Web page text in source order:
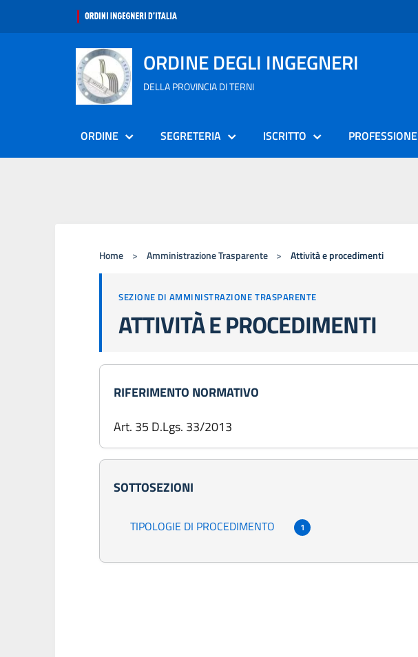
ORDINE DEGLI INGEGNERI
DELLA PROVINCIA DI TERNI
ORDINE SEGRETERIA ISCRITTO PROFESSIONE
Home > Amministrazione Trasparente > Attività e procedimenti
SEZIONE DI AMMINISTRAZIONE TRASPARENTE
ATTIVITÀ E PROCEDIMENTI
RIFERIMENTO NORMATIVO
Art. 35 D.Lgs. 33/2013
SOTTOSEZIONI
TIPOLOGIE DI PROCEDIMENTO 1